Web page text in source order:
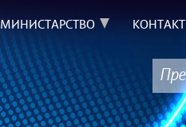
МИНИСТАРСТВО КОНТАКТ